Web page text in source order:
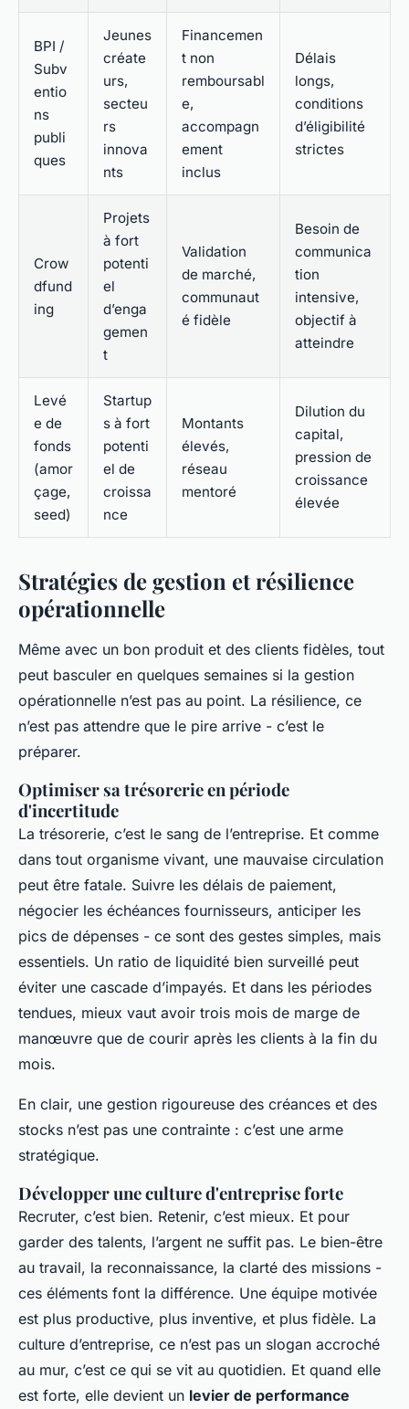
BPI /
Subv
entio
ns
publi
ques
Jeunes
créate
urs,
secteu
rs
innova
nts
Financemen
t non
remboursabl
e,
accompagn
ement
inclus
Délais
longs,
conditions
d’éligibilité
strictes
Crow
dfund
ing
Projets
à fort
potenti
el
d’enga
gemen
t
Validation
de marché,
communaut
é fidèle
Besoin de
communica
tion
intensive,
objectif à
atteindre
Levé
e de
fonds
(amor
çage,
seed)
Startup
s à fort
potenti
el de
croissa
nce
Montants
élevés,
réseau
mentoré
Dilution du
capital,
pression de
croissance
élevée
Stratégies de gestion et résilience
opérationnelle
Même avec un bon produit et des clients fidèles, tout
peut basculer en quelques semaines si la gestion
opérationnelle n’est pas au point. La résilience, ce
n’est pas attendre que le pire arrive - c’est le
préparer.
Optimiser sa trésorerie en période
d'incertitude
La trésorerie, c’est le sang de l’entreprise. Et comme
dans tout organisme vivant, une mauvaise circulation
peut être fatale. Suivre les délais de paiement,
négocier les échéances fournisseurs, anticiper les
pics de dépenses - ce sont des gestes simples, mais
essentiels. Un ratio de liquidité bien surveillé peut
éviter une cascade d’impayés. Et dans les périodes
tendues, mieux vaut avoir trois mois de marge de
manœuvre que de courir après les clients à la fin du
mois.
En clair, une gestion rigoureuse des créances et des
stocks n’est pas une contrainte : c’est une arme
stratégique.
Développer une culture d'entreprise forte
Recruter, c’est bien. Retenir, c’est mieux. Et pour
garder des talents, l’argent ne suffit pas. Le bien-être
au travail, la reconnaissance, la clarté des missions -
ces éléments font la différence. Une équipe motivée
est plus productive, plus inventive, et plus fidèle. La
culture d’entreprise, ce n’est pas un slogan accroché
au mur, c’est ce qui se vit au quotidien. Et quand elle
est forte, elle devient un levier de performance